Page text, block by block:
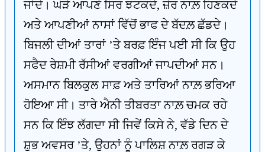
ਜਾਂਦੇ। ਘੋੜੇ ਆਪਣੇ ਸਿਰ ਝਟਕਦੇ, ਜ਼ੋਰ ਨਾਲ਼ ਹਿਣਕਦੇ
ਅਤੇ ਆਪਣੀਆਂ ਨਾਸਾਂ ਵਿੱਚੋਂ ਭਾਫ ਦੇ ਬੱਦਲ਼ ਛੱਡਦੇ।
ਬਿਜਲੀ ਦੀਆਂ ਤਾਰਾਂ ’ਤੇ ਬਰਫ਼ ਇੰਜ ਪਈ ਸੀ ਕਿ ਉਹ
ਸਫੈਦ ਰੇਸ਼ਮੀ ਰੱਸੀਆਂ ਵਰਗੀਆਂ ਜਾਪਦੀਆਂ ਸਨ।
ਅਸਮਾਨ ਬਿਲਕੁਲ ਸਾਫ਼ ਅਤੇ ਤਾਰਿਆਂ ਨਾਲ਼ ਭਰਿਆ
ਹੋਇਆ ਸੀ। ਤਾਰੇ ਐਨੀ ਤੀਬਰਤਾ ਨਾਲ਼ ਚਮਕ ਰਹੇ
ਸਨ ਕਿ ਇੰਝ ਲੱਗਦਾ ਸੀ ਜਿਵੇਂ ਕਿਸੇ ਨੇ, ਵੱਡੇ ਦਿਨ ਦੇ
ਸ਼ੁਭ ਅਵਸਰ ’ਤੇ, ਉਹਨਾਂ ਨੂੰ ਪਾਲਿਸ਼ ਨਾਲ਼ ਰਗੜ ਕੇ